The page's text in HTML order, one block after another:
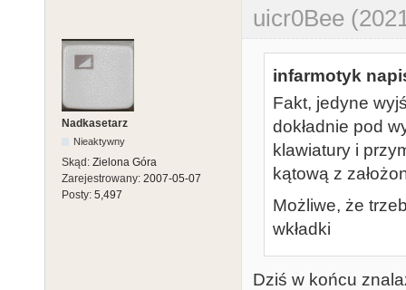
uicr0Bee
Nadkasetarz
Nieaktywny
Skąd: Zielona Góra
Zarejestrowany: 2007-05-07
Posty: 5,497
infarmotyk
Fakt, jedyne
dokładnie pod
klawiatury i
kątową z
Możliwe, że
wkładki
Dziś w końcu